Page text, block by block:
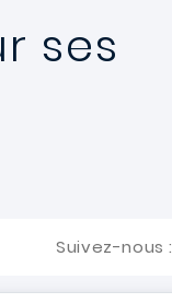
ses
Suivez-nous :